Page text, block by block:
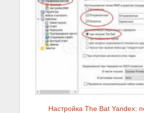
Настройка The Bat Yandex: